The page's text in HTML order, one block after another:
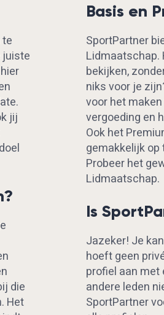
juiste
jij
die
Het
Basis en
SportPartner
Lidmaatschap.
bekijken,
niks voor je
voor het
vergoeding en
Ook het
gemakkelijk
Probeer het
Lidmaatschap.
Is
Jazeker! Je
hoeft geen
profiel aan met
andere leden
SportPartner